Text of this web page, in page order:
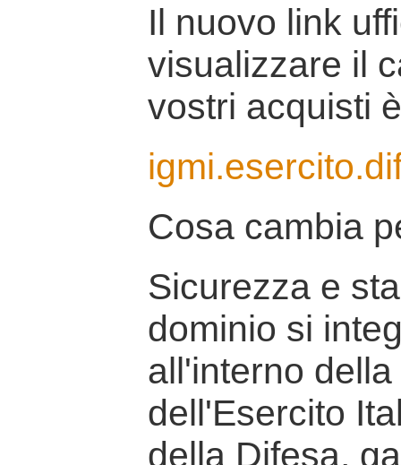
Il nuovo link
visualizzare il
vostri acquisti
Cosa cambia
Sicurezza e
dominio si
all'interno
dell'Esercito
della Difesa,